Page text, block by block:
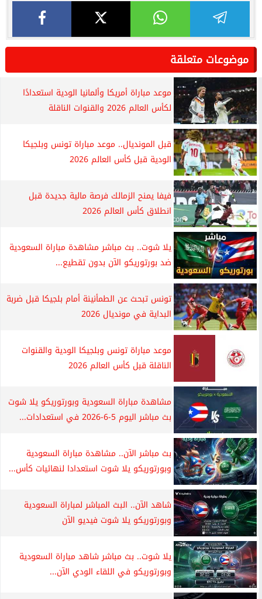
موضوعات متعلقة
موعد مباراة أمريكا وألمانيا الودية استعدادًا
لكأس العالم 2026 والقنوات الناقلة
قبل المونديال.. موعد مباراة تونس وبلجيكا
الودية قبل كأس العالم 2026
فيفا يمنح الزمالك فرصة مالية جديدة قبل
انطلاق كأس العالم 2026
يلا شوت.. بث مباشر مشاهدة مباراة السعودية
ضد بورتوريكو الآن بدون تقطيع...
تونس تبحث عن الطمأنينة أمام بلجيكا قبل ضربة
البداية في مونديال 2026
موعد مباراة تونس وبلجيكا الودية والقنوات
الناقلة قبل كأس العالم 2026
مشاهدة مباراة السعودية وبورتوريكو يلا شوت
بث مباشر اليوم 5-6-2026 في استعدادات...
بث مباشر الآن.. مشاهدة مباراة السعودية
وبورتوريكو يلا شوت استعدادا لنهائيات كأس...
شاهد الآن.. البث المباشر لمباراة السعودية
وبورتوريكو يلا شوت فيديو الآن
يلا شوت.. بث مباشر شاهد مباراة السعودية
وبورتوريكو في اللقاء الودي الآن...